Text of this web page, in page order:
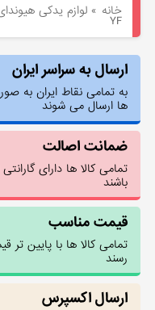
خانه »لوازم یدکی
YF
ارسال به سراسر ایران
به تمامی نقاط ایران به
ها ارسال می شوند
ضمانت اصالت
تمامی کالا ها دارای
باشند
قیمت مناسب
تمامی کالا ها با پایین
رسند
ارسال اکسپرس